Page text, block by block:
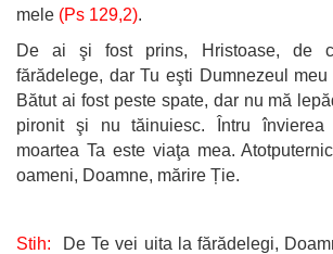
mele (Ps 129,2).
De ai şi fost prins, Hristoase, de
fărădelege, dar Tu eşti Dumnezeul
Bătut ai fost peste spate, dar nu mă
pironit şi nu tăinuiesc. Întru
moartea Ta este viaţa mea.
oameni, Doamne, mărire Ție.
Stih:
De Te vei uita la fărădelegi,